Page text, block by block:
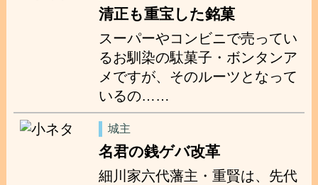
清正も重宝した銘菓
スーパーやコンビニで売ってい
るお馴染の駄菓子・ボンタンア
メですが、そのルーツとなって
いるの……
城主
名君の銭ゲバ改革
細川家六代藩主・重賢は、先代